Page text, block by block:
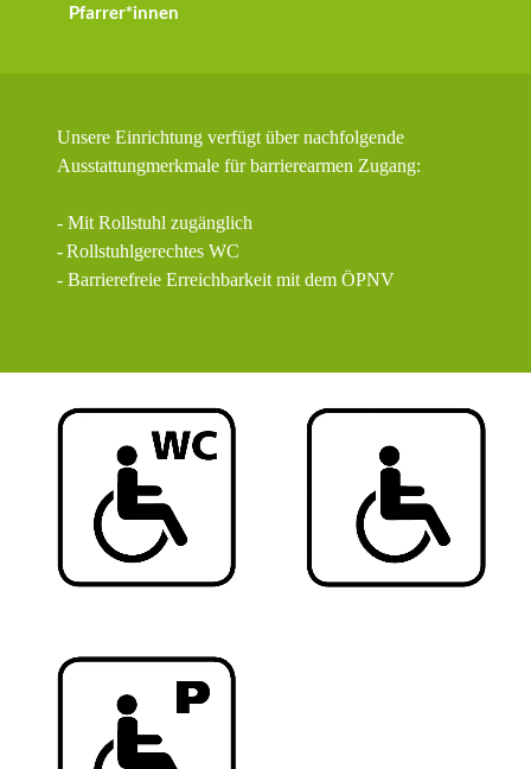
Pfarrer*innen
Unsere Einrichtung verfügt über nachfolgende
Ausstattungmerkmale für barrierearmen Zugang:
- Mit Rollstuhl zugänglich
-Rollstuhlgerechtes WC
- Barrierefreie Erreichbarkeit mit dem ÖPNV